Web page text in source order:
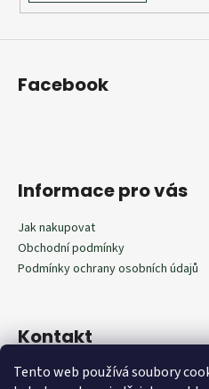
Tento web používá soubory
Facebook
Informace pro vás
Jak nakupovat
Obchodní podmínky
Podmínky ochrany osobních údajů
Kontakt
602292598